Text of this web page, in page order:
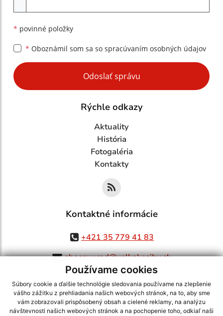
Používame cookies
Súbory cookie a ďalšie technológie sledovania používame na zlepšenie
vášho zážitku z prehliadania našich webových stránok, na to, aby sme
vám zobrazovali prispôsobený obsah a cielené reklamy, na analýzu
návštevnosti našich webových stránok a na pochopenie toho, odkiaľ naši
* povinné položky
* Oboznámil som sa so spracúvaním osobných údajov
Google reCaptcha Response
Odoslať správu
Rýchle odkazy
Aktuality
História
Fotogaléria
Kontakty
Kontaktné informácie
+421 35 779 41 83
obecnyurad@velkekosihy.sk
využite možnosť získavania aktuálnych informácií s využitím RSS
CMS systém (redakčný) systém ECHELON 2,Mapa stránok,web portál